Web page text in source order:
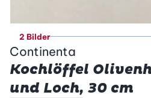
2 Bilder
Continenta
Kochlöffel
und Loch, 30 cm